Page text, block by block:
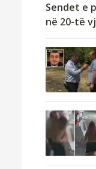
Sendet e
në 20-të